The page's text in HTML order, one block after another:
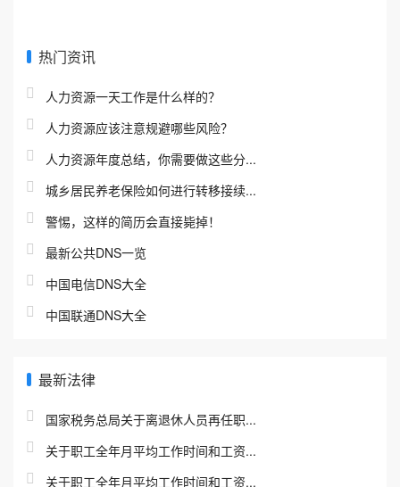
热门资讯
人力资源一天工作是什么样的？
人力资源应该注意规避哪些风险？
人力资源年度总结，你需要做这些分...
城乡居民养老保险如何进行转移接续...
警惕，这样的简历会直接毙掉！
最新公共DNS一览
中国电信DNS大全
中国联通DNS大全
最新法律
国家税务总局关于离退休人员再任职...
关于职工全年月平均工作时间和工资...
关于职工全年月平均工作时间和工资...